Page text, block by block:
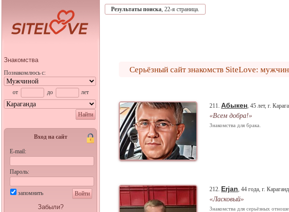
Знакомства
Познакомлюсь с:
от до лет
Найти
Вход на сайт
E-mail:
Пароль:
запомнить Войти
Забыли?
Результаты поиска, 22-я страница.
Серьёзный сайт знакомств SiteLove:
211. Абыкен, 45 лет, г.
«Всем добра!»
Знакомства для брака.
212. Erjan, 44 года, г.
«Ласковый»
Знакомства для серьёзных